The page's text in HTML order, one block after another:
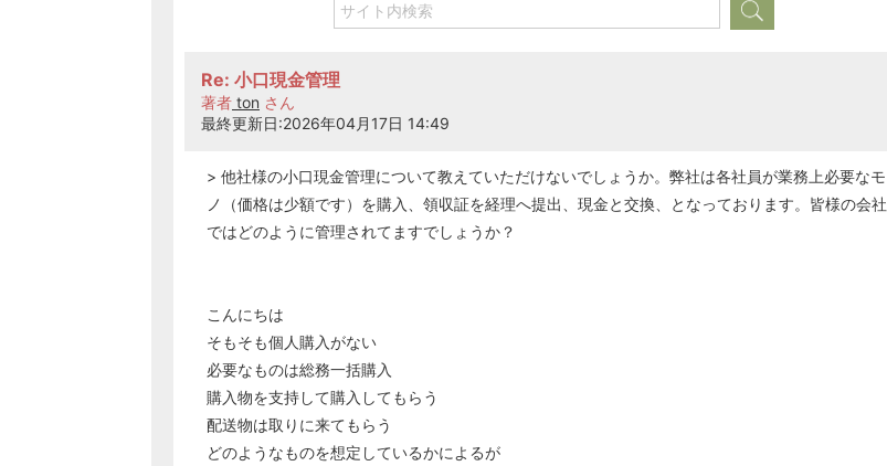
Re: 小口現金管理
著者 ton さん
最終更新日:2026年04月17日 14:49
> 他社様の小口現金管理について教えていただけないでしょうか。弊社は各社員が業務上必要なモ
ノ（価格は少額です）を購入、領収証を経理へ提出、現金と交換、となっております。皆様の会社
ではどのように管理されてますでしょうか？
こんにちは
そもそも個人購入がない
必要なものは総務一括購入
購入物を支持して購入してもらう
配送物は取りに来てもらう
どのようなものを想定しているかによるが